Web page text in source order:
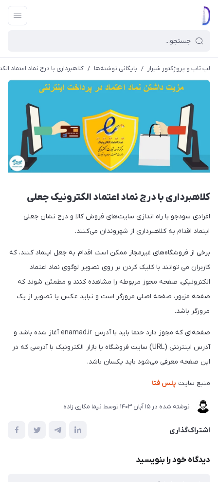
لپ تاپ و پروژکتور شیراز / بایگانی نوشته‌ها / کلاهبرداری با درج نماد اعتماد
کلاهبرداری با درج نماد اعتماد الکترونیک جعلی
افرادی سودجو با راه اندازی سایت‌های فروش کالا و درج نشان جعلی
اینماد اقدام به کلاهبرداری از شهروندان می‌کنند.
برخی از فروشگاه‌های غیرمجاز ممکن است اقدام به جعل اینماد کنند، که
کاربران می توانند با کلیک کردن بر روی تصویر لوگوی نماد اعتماد
الکترونیکی، صفحه مجوز مربوطه را مشاهده کنند و مطمئن شوند که
صفحه‌ مزبور، صفحه اصلی مرورگر است و نباید عکس یا تصویر از یک
مرورگر باشد.
صفحه‌ای که مجوز دارد حتما باید با آدرس enamad.ir آغاز شده باشد و
آدرس اینترنتی (URL) سایت فروشگاه یا بازار الکترونیک با آدرسی که در
این صفحه معرفی می‌شود باید یکسان باشد.
منبع سایت پلس فتا
نوشته شده در 15 آبان 1403 توسط نیما مکاری زاده
اشتراک‌گذاری
دیدگاه خود را بنویسید